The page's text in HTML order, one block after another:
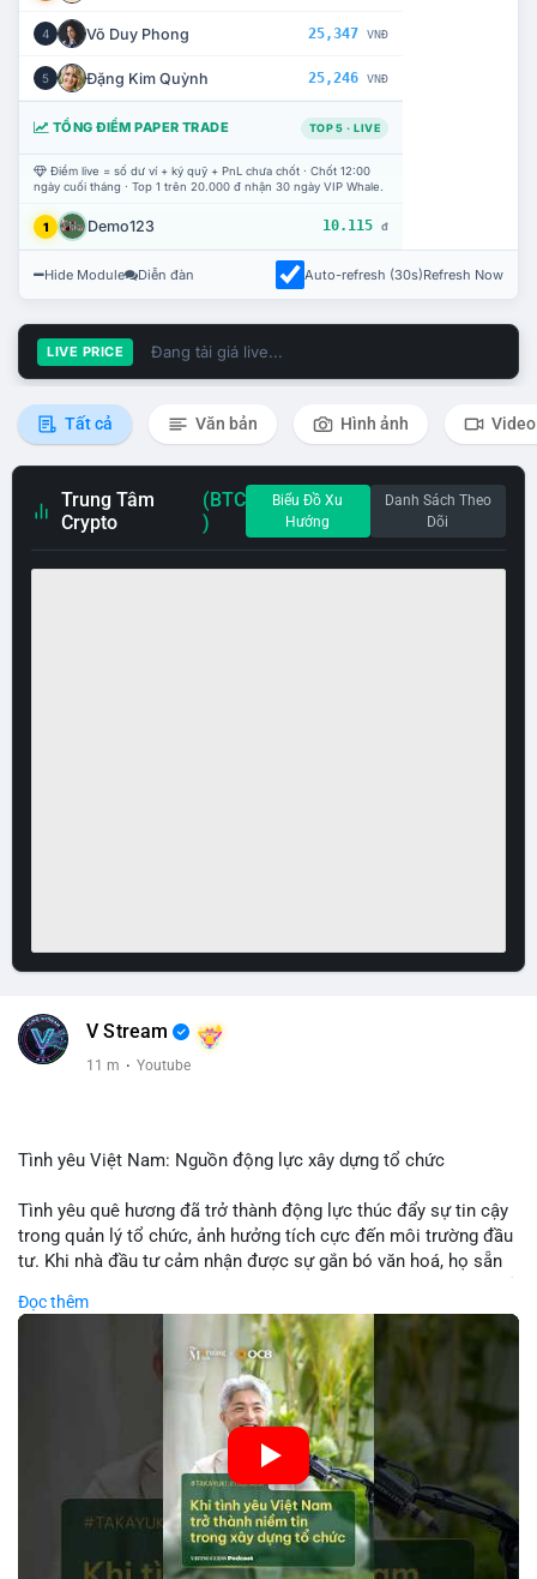
4 Võ Duy Phong 25,347 VNĐ
5 Đặng Kim Quỳnh 25,246 VNĐ
TỔNG ĐIỂM PAPER TRADE TOP 5 · LIVE
Điểm live = số dư ví + ký quỹ + PnL chưa chốt · Chốt 12:00
ngày cuối tháng · Top 1 trên 20.000 đ nhận 30 ngày VIP Whale.
1 Demo123 10.115 đ
Hide Module Diễn đàn Auto-refresh (30s)Refresh Now
LIVE PRICE Đang tải giá live...
Tất cả Văn bản Hình ảnh Video
Trung Tâm
Crypto
(BTC
)
Biểu Đồ Xu
Hướng
Danh Sách Theo
Dõi
V Stream
11 m · Youtube
Tình yêu Việt Nam: Nguồn động lực xây dựng tổ chức
Tình yêu quê hương đã trở thành động lực thúc đẩy sự tin cậy
trong quản lý tổ chức, ảnh hưởng tích cực đến môi trường đầu
tư. Khi nhà đầu tư cảm nhận được sự gắn bó văn hoá, họ sẵn
các công ty blockchain và tiền mã hoá. Sự tăng cường niềm
tin này giúp giảm rủi ro thị trường, cải thiện chi phí vốn và thúc
đẩy sự phát triển bền vững của ngành công nghệ tài chính. Các
nhà quản lý cần khai thác tinh thần này để xây dựng chiến lược
phát triển bền vững và thu hút vốn đầu tư.
🎥 Xem video trực tiếp tại:
Nguồn: VIETSUCCESS
Đọc thêm